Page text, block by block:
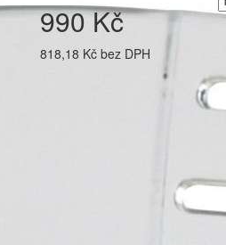
990 Kč
818,18 Kč bez DPH